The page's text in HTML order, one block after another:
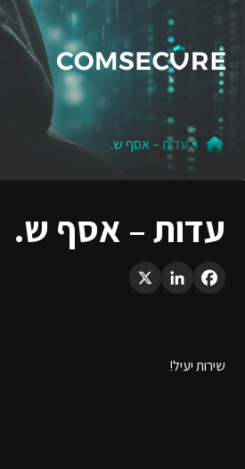
עדות – אסף ש.
עדות – אסף ש.
Facebook
LinkedIn
X
שירות יעיל!